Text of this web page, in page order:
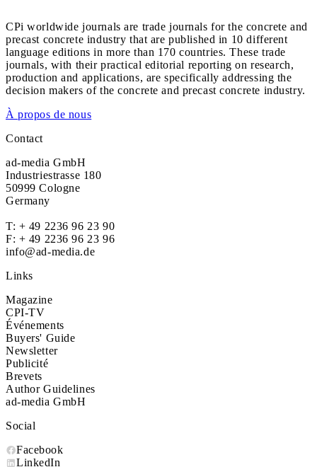
CPi worldwide journals are trade journals for the concrete and
precast concrete industry that are published in 10 different
language editions in more than 170 countries. These trade
journals, with their practical editorial reporting on research,
production and applications, are specifically addressing the
decision makers of the concrete and precast concrete industry.
À propos de nous
Contact
ad-media GmbH
Industriestrasse 180
50999 Cologne
Germany
T: + 49 2236 96 23 90
F: + 49 2236 96 23 96
info@ad-media.de
Links
Magazine
CPI-TV
Événements
Buyers' Guide
Newsletter
Publicité
Brevets
Author Guidelines
ad-media GmbH
Social
Facebook
LinkedIn